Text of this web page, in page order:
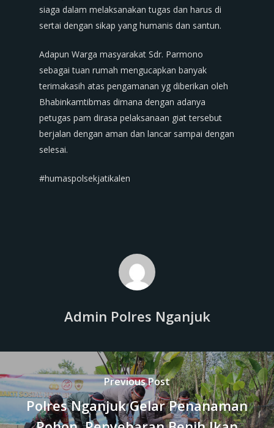
siaga dalam melaksanakan tugas dan harus di
sertai dengan sikap yang humanis dan santun.
Adapun Warga masyarakat Sdr. Parmono
sebagai tuan rumah mengucapkan banyak
terimakasih atas pengamanan yg diberikan oleh
Bhabinkamtibmas dimana dengan adanya
petugas pam dirasa pelaksanaan giat tersebut
berjalan dengan aman dan lancar sampai dengan
selesai.
#humaspolsekjatikalen
Admin Polres Nganjuk
Previous Post
Polres Nganjuk Gelar Penanaman